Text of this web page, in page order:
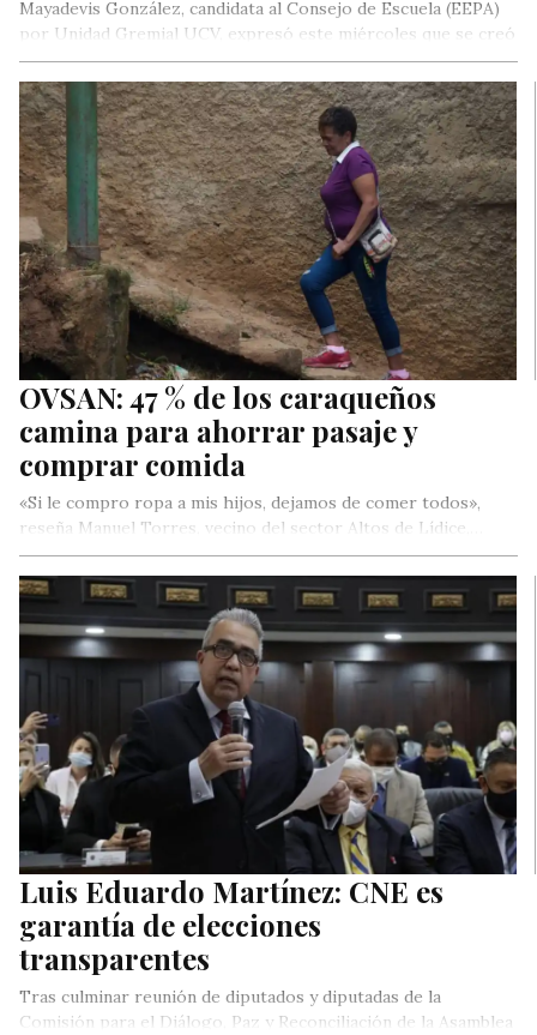
Mayadevis González, candidata al Consejo de Escuela (EEPA)
por Unidad Gremial UCV, expresó este miércoles que se creó
una alianza…
OVSAN: 47 % de los caraqueños
camina para ahorrar pasaje y
comprar comida
«Si le compro ropa a mis hijos, dejamos de comer todos»,
reseña Manuel Torres, vecino del sector Altos de Lídice,…
Luis Eduardo Martínez: CNE es
garantía de elecciones
transparentes
Tras culminar reunión de diputados y diputadas de la
Comisión para el Diálogo, Paz y Reconciliación de la Asamblea